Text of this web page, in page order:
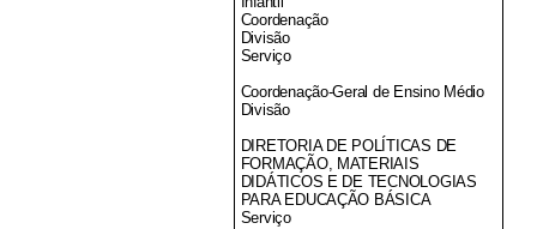
Coordenação
Divisão
Serviço
Coordenação-Geral de Ensino Médio
Divisão
DIRETORIA DE POLÍTICAS DE
FORMAÇÃO, MATERIAIS
DIDÁTICOS E DE TECNOLOGIAS
PARA EDUCAÇÃO BÁSICA
Serviço